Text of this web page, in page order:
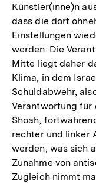
Künstler(inne)n
dass die dort
Einstellungen
werden. Die
Mitte liegt daher
Klima, in dem
Schuldabwehr,
Verantwortung für
Shoah,
rechter und linker
werden, was sich
Zunahme von
Zugleich nimmt